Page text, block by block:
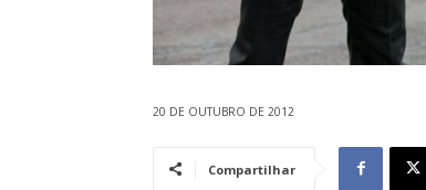
20 DE OUTUBRO DE 2012
Compartilhar